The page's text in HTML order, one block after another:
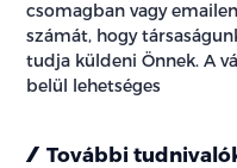
csomagban vagy
számát, hogy
tudja küldeni Önnek. A
belül lehetséges
További